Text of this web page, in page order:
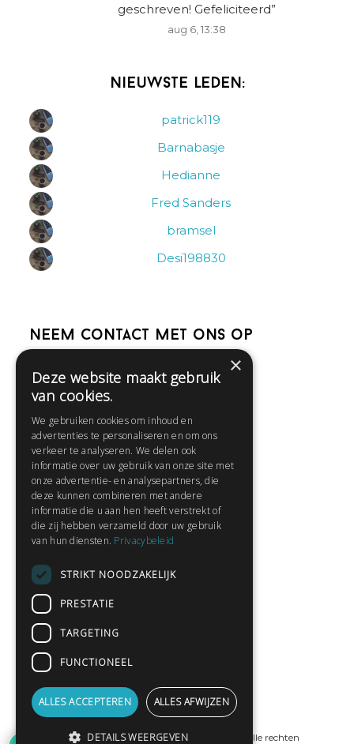
geschreven! Gefeliciteerd”
aug 6, 13:38
Nieuwste leden:
patrick119
Barnabasje
Hedianne
Fred Sanders
bramsel
Desi198830
Neem contact met ons op
Help
Contact
Huisregels
Snel naar:
Gratis aanmelden
Privacybeleid
Gedichten lezen
Schrijfwedstrijden
Schrijftips
© Copyright 2019 - 2026ProPublishing · Alle rechten
×
Deze website maakt gebruik
van cookies.
We gebruiken cookies om inhoud en
advertenties te personaliseren en om ons
verkeer te analyseren. We delen ook
informatie over uw gebruik van onze site met
onze advertentie- en analysepartners, die
deze kunnen combineren met andere
informatie die u aan hen heeft verstrekt of
die zij hebben verzameld door uw gebruik
van hun diensten. Privacybeleid
STRIKT NOODZAKELIJK
PRESTATIE
TARGETING
FUNCTIONEEL
ALLES ACCEPTEREN ALLES AFWIJZEN
DETAILS WEERGEVEN